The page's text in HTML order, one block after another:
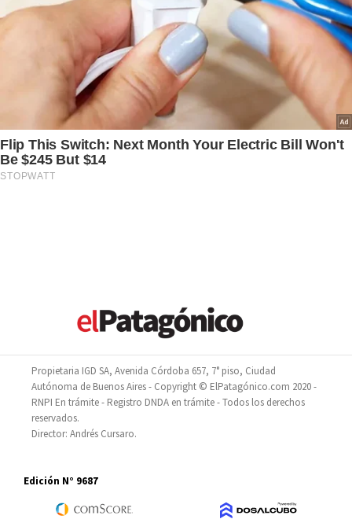
Propietaria IGD SA, Avenida Córdoba 657, 7° piso, Ciudad
Autónoma de Buenos Aires - Copyright © ElPatagónico.com 2020 -
RNPI En trámite - Registro DNDA en trámite - Todos los derechos
reservados.
Director: Andrés Cursaro.
Edición N° 9687